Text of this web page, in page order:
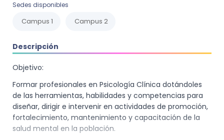
Sedes disponibles
Campus 1 Campus 2
Descripción
Objetivo:
Formar profesionales en Psicología Clínica dotándoles
de las herramientas, habilidades y competencias para
diseñar, dirigir e intervenir en actividades de promoción,
fortalecimiento, mantenimiento y capacitación de la
salud mental en la población.